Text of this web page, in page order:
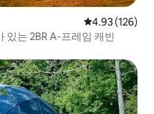
평점 4.93점(5
4.93 (126)
있는 2BR A-프레임 캐빈